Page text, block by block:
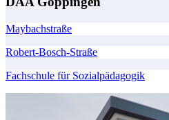
Maybachstraße
Robert-Bosch-Straße
Fachschule für Sozialpädagogik